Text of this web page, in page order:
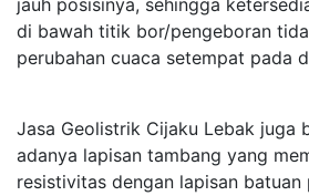
jauh posisinya, sehingga
di bawah titik bor/pengeboran
perubahan cuaca setempat pada
Jasa Geolistrik Cijaku Lebak juga
adanya lapisan tambang yang
resistivitas dengan lapisan